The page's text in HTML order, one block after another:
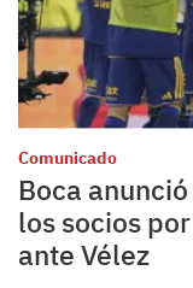
Comunicado
Boca
los socios
ante Vélez